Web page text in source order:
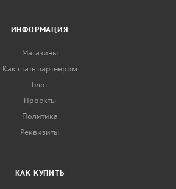
ИНФОРМАЦИЯ
Магазины
Как стать партнером
Блог
Проекты
Политика
Реквизиты
КАК КУПИТЬ